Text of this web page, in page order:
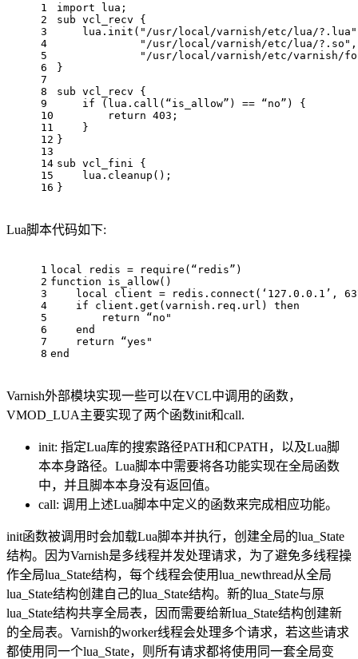
1
2
3
4
5
6
7
8
9
10
11
12
13
14
15
16
import lua;
sub vcl_recv {
lua.init("/usr/local/varnish/etc/lua/
             "/usr/local/varnish/etc/lua/?.so",
"/usr/local/varnish/etc/varnish/
}
sub vcl_recv {
    if (lua.call(“is_allow”) == “no”) {
        return 403;
    }
}
sub vcl_fini {
    lua.cleanup();
}
Lua脚本代码如下:
1
2
3
4
5
6
7
8
local redis = require (“redis”)
function
is_allow()
local
client = redis.connect(‘ 127.0 .0 .1 ’,
if client.get(varnish.req.url) then
return “no "
    end
    return “yes"
end
Varnish外部模块实现一些可以在VCL中调用的函数，
VMOD_LUA主要实现了两个函数init和call.
init: 指定Lua库的搜索路径PATH和CPATH，以及Lua脚
本本身路径。Lua脚本中需要将各功能实现在全局函数
中，并且脚本本身没有返回值。
call: 调用上述Lua脚本中定义的函数来完成相应功能。
init函数被调用时会加载Lua脚本并执行，创建全局的lua_State
结构。因为Varnish是多线程并发处理请求，为了避免多线程操
作全局lua_State结构，每个线程会使用lua_newthread从全局
lua_State结构创建自己的lua_State结构。新的lua_State与原
lua_State结构共享全局表，因而需要给新lua_State结构创建新
的全局表。Varnish的worker线程会处理多个请求，若这些请求
都使用同一个lua_State，则所有请求都将使用同一套全局变